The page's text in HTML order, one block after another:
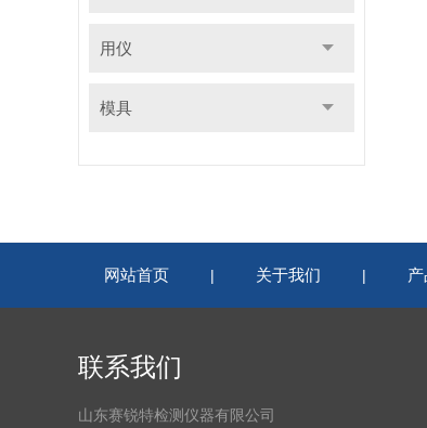
用仪
模具
网站首页 | 关于我们 |
联系我们
山东赛锐特检测仪器有限公司